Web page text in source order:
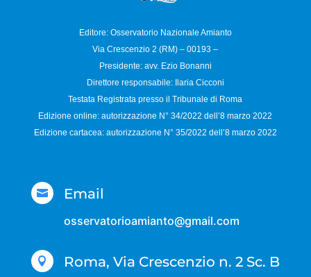
Editore: Osservatorio Nazionale Amianto
Via Crescenzio 2 (RM) – 00193 –
Presidente: avv. Ezio Bonanni
Direttore responsabile:
Ilaria Cicconi
Testata Registrata presso il Tribunale di Roma
Edizione online: autorizzazione N°34/2022 dell’8 marzo 2022
Edizione cartacea: autorizzazione N° 35/2022 dell’8 marzo 2022
 Email
osservatorioamianto@gmail.com
 Roma, Via Crescenzio n. 2 Sc. B